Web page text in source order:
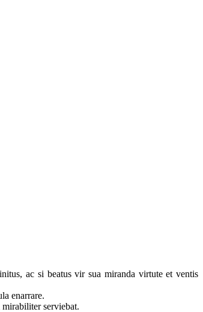
ac si beatus vir sua miranda virtute et ventis
enarrare.
serviebat.